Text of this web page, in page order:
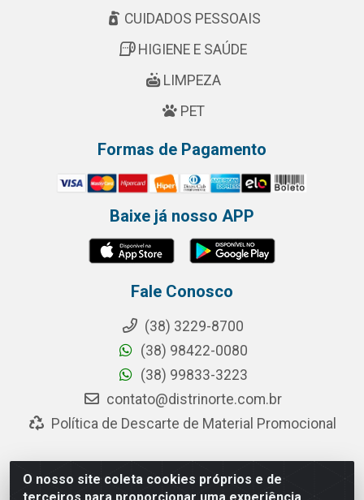
O nosso site coleta cookies próprios e de
CUIDADOS PESSOAIS
HIGIENE E SAÚDE
LIMPEZA
PET
Formas de Pagamento
Baixe já nosso APP
Fale Conosco
(38) 3229-8700
(38) 98422-0080
(38) 99833-3223
contato@distrinorte.com.br
Política de Descarte de Material Promocional
Distrinorte Distribuidora de Alimentos - Avenida Pedro